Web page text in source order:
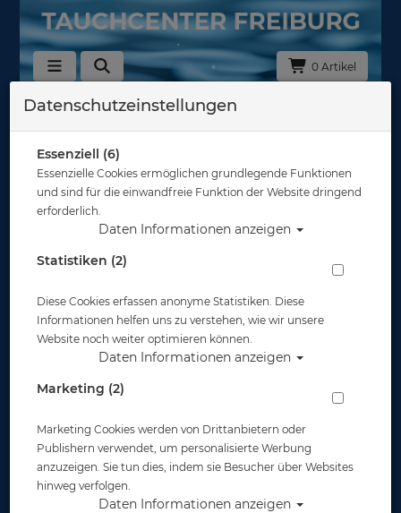
0 Artikel
Zurück
Datenschutzeinstellungen
Essenziell (6)
Essenzielle Cookies ermöglichen grundlegende Funktionen
und sind für die einwandfreie Funktion der Website dringend
erforderlich.
Daten Informationen anzeigen
Statistiken (2)
Diese Cookies erfassen anonyme Statistiken. Diese
Informationen helfen uns zu verstehen, wie wir unsere
Website noch weiter optimieren können.
Daten Informationen anzeigen
Marketing (2)
Marketing Cookies werden von Drittanbietern oder
Publishern verwendet, um personalisierte Werbung
anzuzeigen. Sie tun dies, indem sie Besucher über Websites
hinweg verfolgen.
Daten Informationen anzeigen